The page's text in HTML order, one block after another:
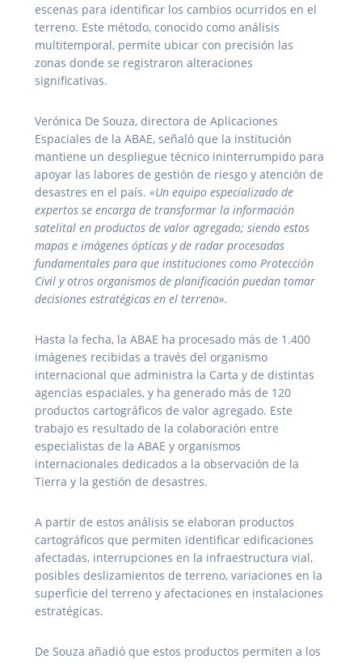
escenas para identificar los cambios ocurridos en el
terreno. Este método, conocido como análisis
multitemporal, permite ubicar con precisión las
zonas donde se registraron alteraciones
significativas.
Verónica De Souza, directora de Aplicaciones
Espaciales de la ABAE, señaló que la institución
mantiene un despliegue técnico ininterrumpido para
apoyar las labores de gestión de riesgo y atención de
desastres en el país. «Un equipo especializado de
expertos se encarga de transformar la información
satelital en productos de valor agregado; siendo estos
mapas e imágenes ópticas y de radar procesadas
fundamentales para que instituciones como Protección
Civil y otros organismos de planificación puedan tomar
decisiones estratégicas en el terreno».
Hasta la fecha, la ABAE ha procesado más de 1.400
imágenes recibidas a través del organismo
internacional que administra la Carta y de distintas
agencias espaciales, y ha generado más de 120
productos cartográficos de valor agregado. Este
trabajo es resultado de la colaboración entre
especialistas de la ABAE y organismos
internacionales dedicados a la observación de la
Tierra y la gestión de desastres.
A partir de estos análisis se elaboran productos
cartográficos que permiten identificar edificaciones
afectadas, interrupciones en la infraestructura vial,
posibles deslizamientos de terreno, variaciones en la
superficie del terreno y afectaciones en instalaciones
estratégicas.
De Souza añadió que estos productos permiten a los